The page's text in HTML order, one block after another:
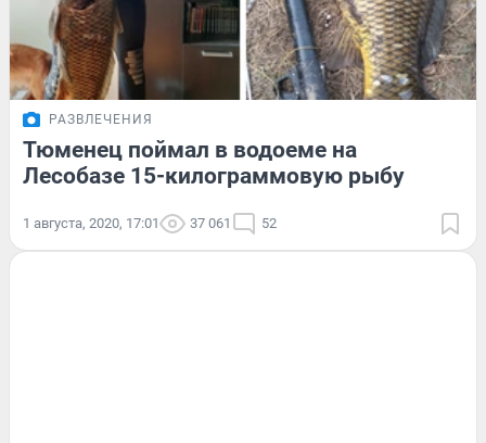
РАЗВЛЕЧЕНИЯ
Тюменец поймал в водоеме на
Лесобазе 15-килограммовую рыбу
1 августа, 2020, 17:01 37 061 52